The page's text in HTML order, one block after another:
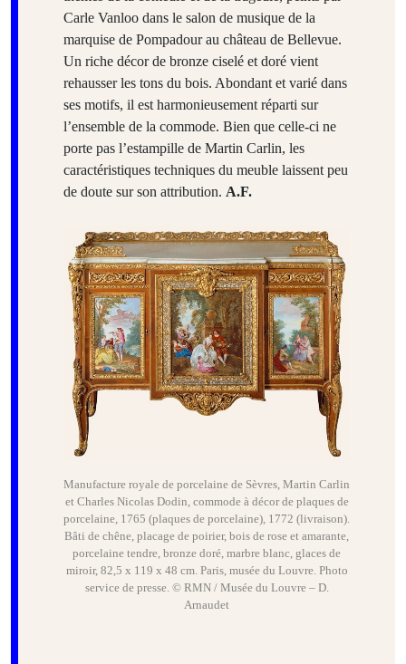
Carle Vanloo dans le salon de musique de la
marquise de Pompadour au château de Bellevue.
Un riche décor de bronze ciselé et doré vient
rehausser les tons du bois. Abondant et varié dans
ses motifs, il est harmonieusement réparti sur
l’ensemble de la commode. Bien que celle-ci ne
porte pas l’estampille de Martin Carlin, les
caractéristiques techniques du meuble laissent peu
de doute sur son attribution. A.F.
Manufacture royale de porcelaine de Sèvres, Martin Carlin
et Charles Nicolas Dodin, commode à décor de plaques de
porcelaine, 1765 (plaques de porcelaine), 1772 (livraison).
Bâti de chêne, placage de poirier, bois de rose et amarante,
porcelaine tendre, bronze doré, marbre blanc, glaces de
miroir, 82,5 x 119 x 48 cm. Paris, musée du Louvre. Photo
service de presse. © RMN / Musée du Louvre – D.
Arnaudet